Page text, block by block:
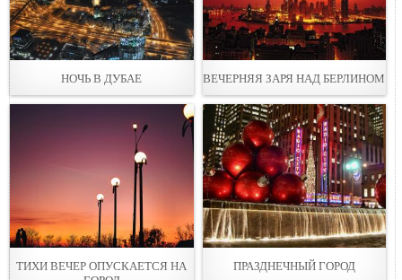
НОЧЬ В ДУБАЕ ВЕЧЕРНЯЯ ЗАРЯ НАД БЕРЛИНОМ
ТИХИ ВЕЧЕР ОПУСКАЕТСЯ НА
ПРАЗДНЕЧНЫЙ ГОРОД